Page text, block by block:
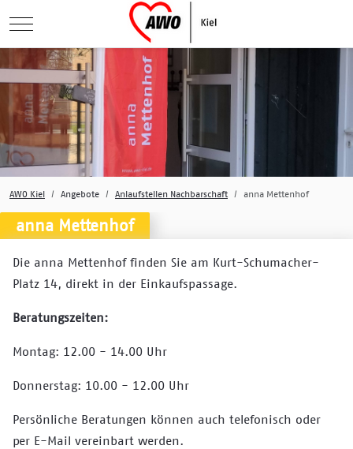
Mobile Menu Toggle
AWO Kiel Angebote Anlaufstellen Nachbarschaft anna Mettenhof
anna Mettenhof
Die anna Mettenhof finden Sie am Kurt-Schumacher-
Platz 14, direkt in der Einkaufspassage.
Beratungszeiten:
Montag: 12.00 - 14.00 Uhr
Donnerstag: 10.00 - 12.00 Uhr
Persönliche Beratungen können auch telefonisch oder
per E-Mail vereinbart werden.